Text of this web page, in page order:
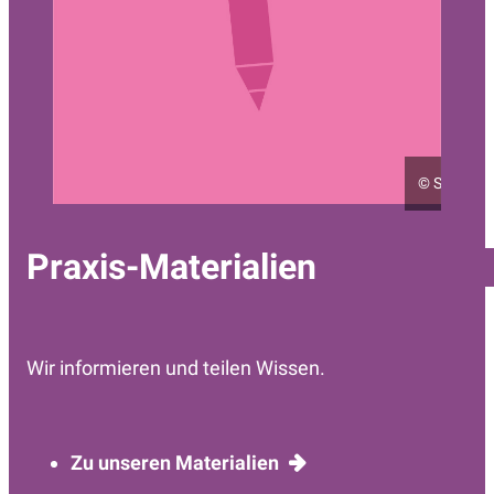
©Sarah
Praxis-Materialien
Wir informieren und teilen Wissen.
Zu unseren Materialien